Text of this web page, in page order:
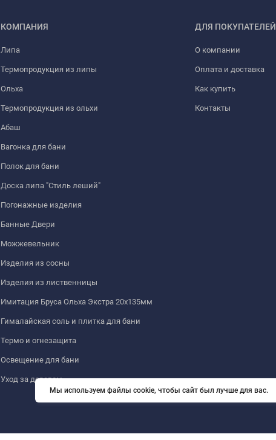
КОМПАНИЯ
Липа
Термопродукция из липы
Ольха
Термопродукция из ольхи
Абаш
Вагонка для бани
Полок для бани
Доска липа "Стиль леший"
Погонажные изделия
Банные Двери
Можжевельник
Изделия из сосны
Изделия из лиственницы
Имитация Бруса Ольха Экстра 20х135мм
Гималайская соль и плитка для бани
Термо и огнезащита
Освещение для бани
Уход за деревом
ДЛЯ ПОКУПАТЕЛЕЙ
О компании
Оплата и доставка
Как купить
Контакты
Мы используем файлы cookie, чтобы сайт был лучше для вас.